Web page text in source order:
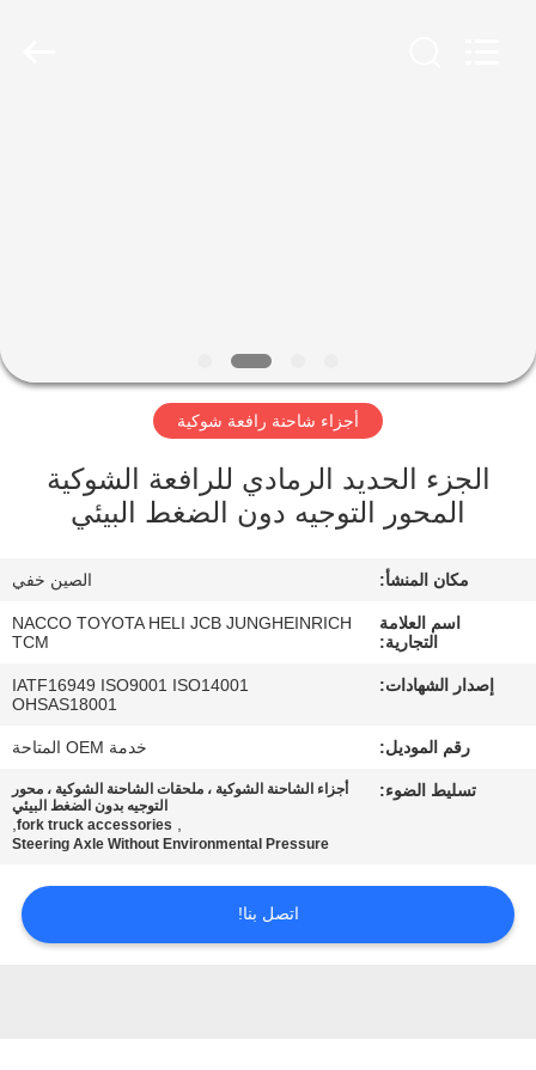
عنا
المعمل
مراقبة
الجودة
اطلب
اقتباس
أجزاء شاحنة رافعة شوكية
الجزء الحديد الرمادي للرافعة الشوكية
المحور التوجيه دون الضغط البيئي
مكان المنشأ: الصين خفي
اسم العلامة
التجارية:
NACCO TOYOTA HELI JCB JUNGHEINRICH
TCM
إصدار الشهادات:
IATF16949 ISO9001 ISO14001
OHSAS18001
رقم الموديل: خدمة OEM المتاحة
تسليط الضوء:
أجزاء الشاحنة الشوكية ، ملحقات الشاحنة الشوكية ، محور
التوجيه بدون الضغط البيئي
,
fork truck accessories
,
Steering Axle Without Environmental Pressure
اتصل بنا!